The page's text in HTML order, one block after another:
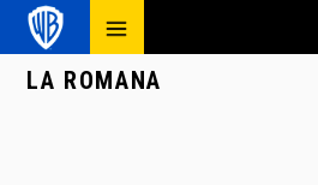
LA ROMANA